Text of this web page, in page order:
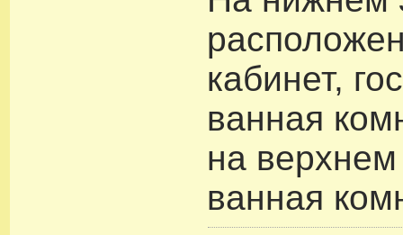
кабинет,
ванная
на
ванная